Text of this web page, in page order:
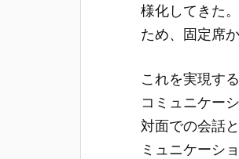
様化してきた
ため、固定席
これを実現す
コミュニケー
対面での会話
ミュニケーシ